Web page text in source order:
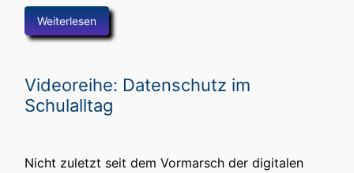
Weiterlesen
Videoreihe: Datenschutz im
Schulalltag
Nicht zuletzt seit dem Vormarsch der digitalen